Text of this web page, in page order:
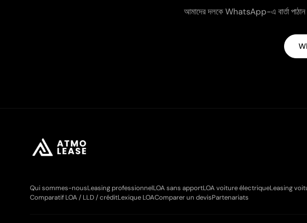
আমাদের দলকে WhatsApp-এ বার্তা
Qui sommes-nousLeasing professionnelLOA sans apportLOA voiture électriqueLeasing
Comparatif LOA / LLD / créditLexique LOAComparer un devisPartenariats